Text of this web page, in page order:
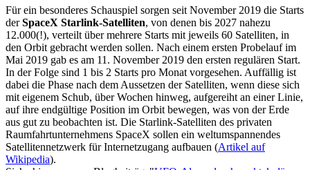
Für ein besonderes Schauspiel sorgen seit November 2019 die Starts
derSpaceX Starlink-Satelliten, von denen bis 2027 nahezu
12.000(!), verteilt über mehrere Starts mit jeweils 60 Satelliten, in
den Orbit gebracht werden sollen. Nach einem ersten Probelauf im
Mai 2019 gab es am 11. November 2019 den ersten regulären Start.
In der Folge sind 1 bis 2 Starts pro Monat vorgesehen. Auffällig ist
dabei die Phase nach dem Aussetzen der Satelliten, wenn diese sich
mit eigenem Schub, über Wochen hinweg, aufgereiht an einer Linie,
auf ihre endgültige Position im Orbit bewegen, was von der Erde
aus gut zu beobachten ist. Die Starlink-Satelliten des privaten
Raumfahrtunternehmens SpaceX sollen ein weltumspannendes
Satellitennetzwerk für Internetzugang aufbauen (Artikel auf
Wikipedia).